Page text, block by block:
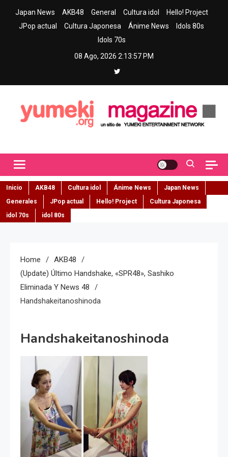
Japan News AKB48 General Cultura idol
Hello! Project
JPop actual
Cultura Japonesa Ánime News
Idols 80s
Idols 70s
08 Ago, 2026 2:13:58 PM
Inicio AKB48 Cultura idol Ánime News
Japan News
Generales
JPop actual Hello! Project
Cultura Japonesa
idol 70s
idol 80s
Home
AKB48
(Update) Último Handshake, «SPR48», Sashiko
Eliminada Y News 48
Handshakeitanoshinoda
Handshakeitanoshinoda